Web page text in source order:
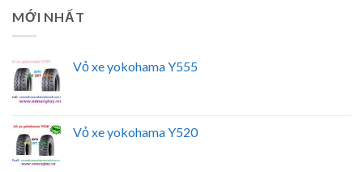
MỚI NHẤT
Vỏ xe yokohama Y555
Vỏ xe yokohama Y520